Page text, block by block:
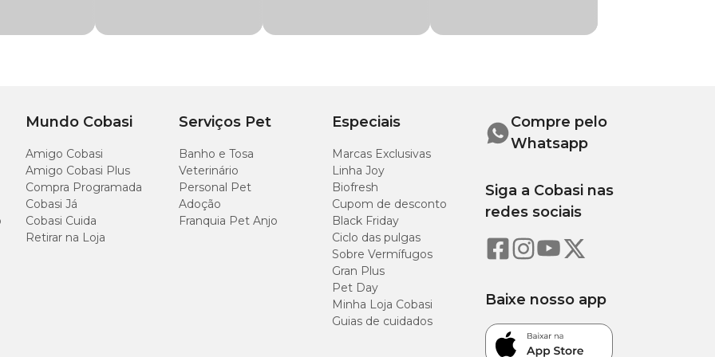
e desenvolvimento neurológico.
nervoso e aumento do apetite, são indispensáveis para evitar doenças e problemas
de saúde e nutrição dos gatos;
e do SNC;
que o organismo precisa.
Mundo Cobasi
Amigo Cobasi
Amigo Cobasi Plus
Compra Programada
Cobasi Já
Cobasi Cuida
Retirar na Loja
Serviços Pet
Banho e Tosa
Veterinário
Personal Pet
Adoção
Franquia Pet Anjo
Especiais
Marcas Exclusivas
Linha Joy
Biofresh
Cupom de desconto
Black Friday
Ciclo das pulgas
Sobre Vermífugos
Gran Plus
Pet Day
Minha Loja Cobasi
Guias de cuidados
Compre pelo
Whatsapp
Siga a Cobasi nas
redes sociais
Baixe nosso app